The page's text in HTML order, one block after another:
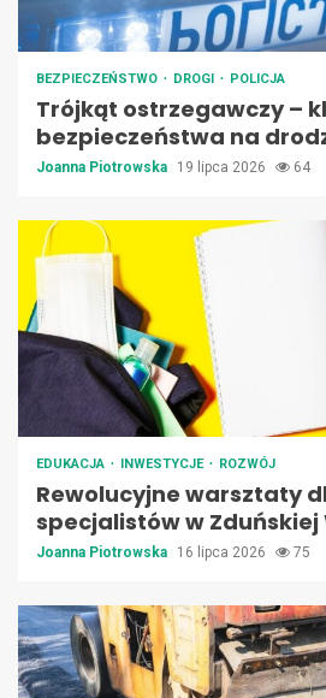
BEZPIECZEŃSTWO DROGI POLICJA
Trójkąt ostrzegawczy –
bezpieczeństwa na
Joanna Piotrowska 19 lipca 2026 64
EDUKACJA INWESTYCJE ROZWÓJ
Rewolucyjne warsztaty
specjalistów w Zduńskiej
Joanna Piotrowska 16 lipca 2026 75